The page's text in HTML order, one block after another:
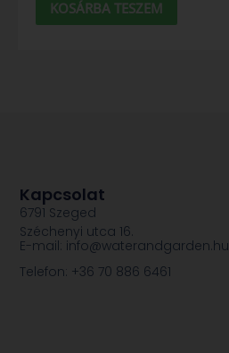
KOSÁRBA TESZEM
Kapcsolat
6791 Szeged
Széchenyi utca 16.
E-mail: info@waterandgarden.hu
Telefon: +36 70 886 6461